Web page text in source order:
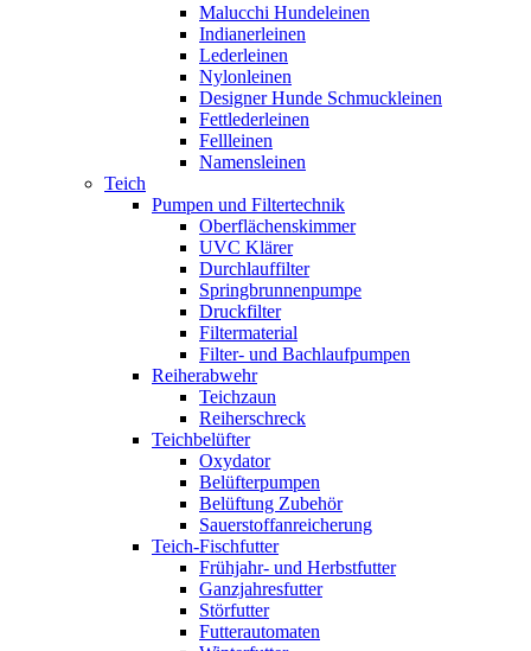
Malucchi Hundeleinen
Indianerleinen
Lederleinen
Nylonleinen
Designer Hunde Schmuckleinen
Fettlederleinen
Fellleinen
Namensleinen
Teich
Pumpen und Filtertechnik
Oberflächenskimmer
UVC Klärer
Durchlauffilter
Springbrunnenpumpe
Druckfilter
Filtermaterial
Filter- und Bachlaufpumpen
Reiherabwehr
Teichzaun
Reiherschreck
Teichbelüfter
Oxydator
Belüfterpumpen
Belüftung Zubehör
Sauerstoffanreicherung
Teich-Fischfutter
Frühjahr- und Herbstfutter
Ganzjahresfutter
Störfutter
Futterautomaten